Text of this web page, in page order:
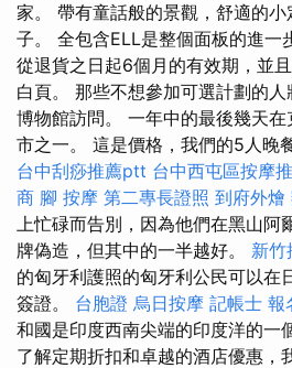
家。 帶有童話般的景觀，舒適的
子。 全包含ELL是整個面板的進一
從退貨之日起6個月的有效期，並
白頁。 那些不想參加可選計劃的
博物館訪問。 一年中的最後幾天
市之一。 這是價格，我們的5人晚
台中刮痧推薦ptt 台中西屯區按摩
商 腳 按摩 第二專長證照 到府外燴
上忙碌而告別，因為他們在黑山阿
牌偽造，但其中的一半越好。 新竹
的匈牙利護照的匈牙利公民可以在
簽證。 台胞證 烏日按摩 記帳士 報
和國是印度西南尖端的印度洋的一
了解定期折扣和卓越的酒店優惠，